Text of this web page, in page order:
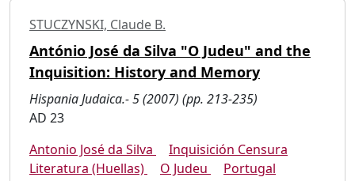
STUCZYNSKI, Claude B.
António José da Silva "O Judeu" and the
Inquisition: History and Memory
Hispania Judaica.- 5 (2007) (pp. 213-235)
AD 23
Antonio José da Silva
Inquisición Censura
Literatura (Huellas)
O Judeu Portugal